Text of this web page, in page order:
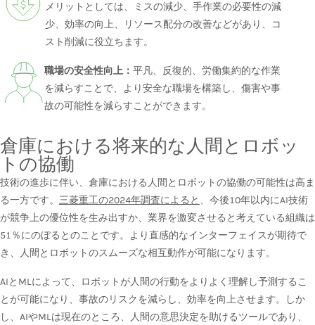
メリットとしては、ミスの減少、手作業の必要性の減
少、効率の向上、リソース配分の改善などがあり、コ
スト削減に役立ちます。
職場の安全性向上： 平凡、反復的、労働集約的な作業
を減らすことで、より安全な職場を構築し、傷害や事
故の可能性を減らすことができます。
倉庫における将来的な人間とロボッ
トの協働
技術の進歩に伴い、倉庫における人間とロボットの協働の可能性は高ま
る一方です。 三菱重工の2024年調査によると 、今後10年以内にAI技術
が競争上の優位性を生み出すか、業界を激変させると考えている組織は
51％にのぼるとのことです。より直感的なインターフェイスが期待で
き、人間とロボットのスムーズな相互動作が可能になります。
AIとMLによって、ロボットが人間の行動をよりよく理解し予測するこ
とが可能になり、事故のリスクを減らし、効率を向上させます。しか
し、AIやMLは現在のところ、人間の意思決定を助けるツールであり、